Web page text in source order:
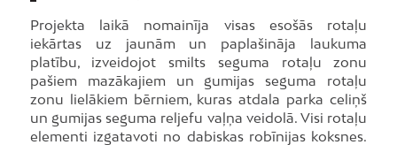
Projekta laikā nomainīja visas esošās rotaļu
iekārtas uz jaunām un paplašināja laukuma
platību, izveidojot smilts seguma rotaļu zonu
pašiem mazākajiem un gumijas seguma rotaļu
zonu lielākiem bērniem, kuras atdala parka celiņš
un gumijas seguma reljefu vaļņa veidolā. Visi rotaļu
elementi izgatavoti no dabiskas robīnijas koksnes.